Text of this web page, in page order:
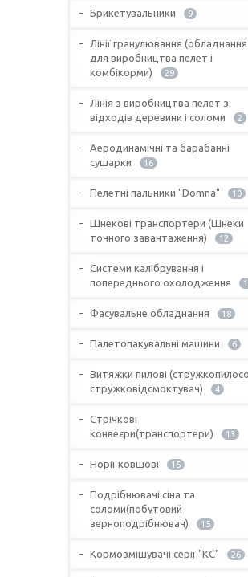
Брикетувальники 9
Лінії гранулювання (обладнання
для виробництва пелет і
комбікорми)
29
Лінія з виробництва пелет з
відходів деревини і соломи
2
Аеродинамічні та барабанні
сушарки
16
Пелетні пальники "Domna" 10
Шнекові транспортери (Шнеки
точного завантаження)
12
Системи калібрування і
попереднього охолодження
Фасувальне обладнання 18
Палетопакувальні машини 6
Витяжки пилові
стружковідсмоктувач)
4
Стрічкові
конвеєри(транспортери)
13
Норії ковшові 15
Подрібнювачі сіна та
соломи(побутовий
зерноподрібнювач)
15
Кормозмішувачі серії "КС" 26